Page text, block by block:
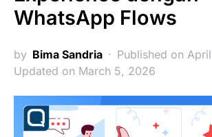
WhatsApp Flows
by Bima Sandria
Published on
Updated on March 5, 2026